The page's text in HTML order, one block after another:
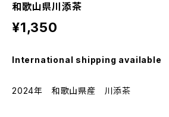
和歌山県川添茶
¥1,350
International shipping available
2024年 和歌山県産 川添茶